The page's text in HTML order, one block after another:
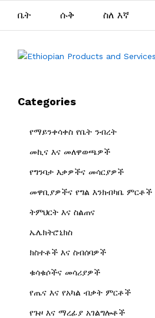
ቤት ሱቅ ስለ እኛ
Categories
የማይንቀሳቀስ የቤት ንብረት
መኪና እና መለዋወጫዎች
የግንባታ እቃዎችና መሳርያዎች
መዋቢያዎችና የግል እንክብካቤ ምርቶች
ትምህርት እና ስልጠና
ኤሌክትሮኒክስ
ክስተቶች እና ስብሰባዎች
ቁሳቁሶችና መሳሪያዎች
የጤና እና የአካል ብቃት ምርቶች
የጉዞ እና ማረፊያ አገልግሎቶች